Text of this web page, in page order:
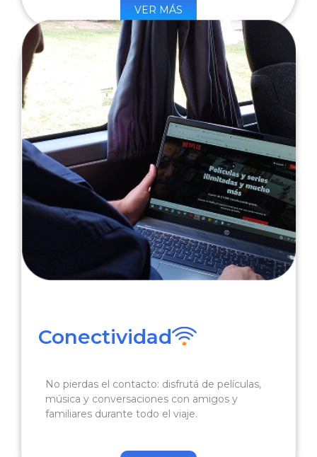
VER MÁS
Conectividad
No pierdas el contacto: disfrutá de películas,
música y conversaciones con amigos y
familiares durante todo el viaje.